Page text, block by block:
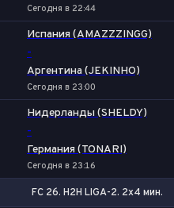
Сегодня в 22:44
Испания (AMAZZZINGG)
-
Аргентина (JEKINHO)
Сегодня в 23:00
Нидерланды (SHELDY)
-
Германия (TONARI)
Сегодня в 23:16
FC 26. H2H LIGA-2. 2x4 мин.